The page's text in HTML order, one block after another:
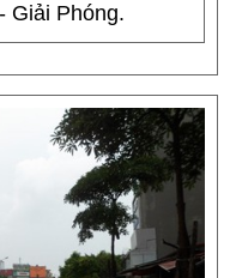
Giải Phóng.